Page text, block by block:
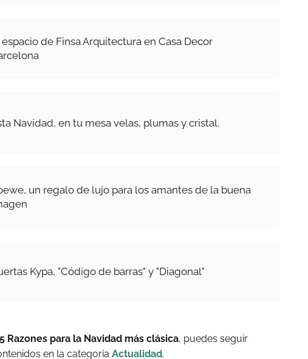
espacio de Finsa Arquitectura en Casa Decor
Navidad, en tu mesa velas, plumas y cristal.
un regalo de lujo para los amantes de la buena
Kypa, "Código de barras" y "Diagonal"
5 Razones para la Navidad más clásica, puedes seguir
en la categoría Actualidad.